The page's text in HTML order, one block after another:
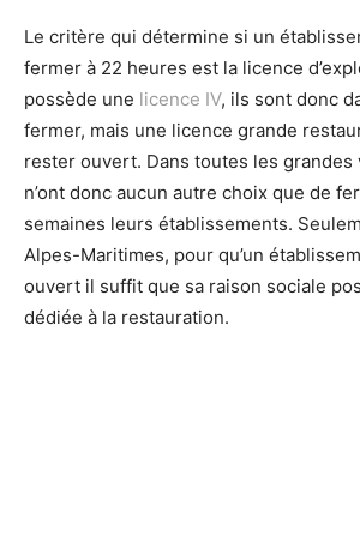
Le critère qui détermine si un
fermer à 22 heures est la licence
possède une licence IV, ils sont donc
fermer, mais une licence grande
rester ouvert. Dans toutes les grandes
n’ont donc aucun autre choix que de
semaines leurs établissements.
Alpes-Maritimes, pour qu’un
ouvert il suffit que sa raison sociale
dédiée à la restauration.